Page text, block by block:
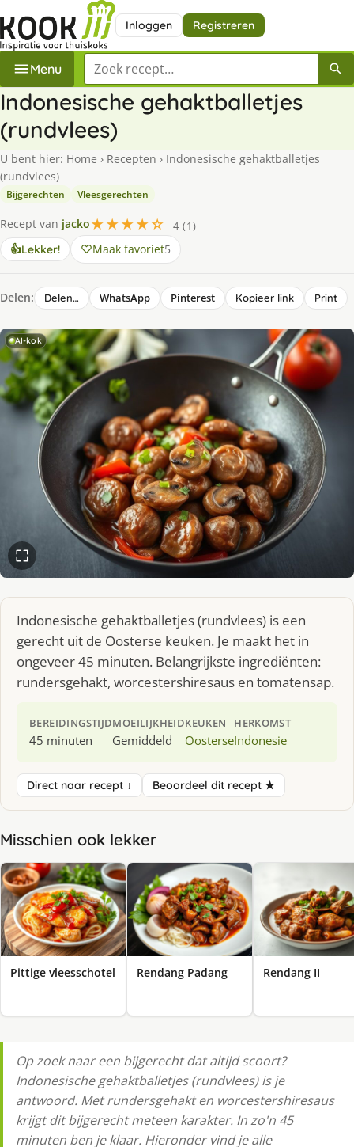
Inloggen Registreren
Menu Zoek een recept
Indonesische gehaktballetjes
(rundvlees)
U bent hier: Home › Recepten › Indonesische gehaktballetjes
(rundvlees)
Bijgerechten Vleesgerechten
Recept van jacko★★★★☆
4 (1)
👍Lekker! Maak favoriet5
Delen: Delen… WhatsApp Pinterest Kopieer link Print
AI-kok
Indonesische gehaktballetjes (rundvlees) is een
gerecht uit de Oosterse keuken. Je maakt het in
ongeveer 45 minuten. Belangrijkste ingrediënten:
rundersgehakt, worcestershiresaus en tomatensap.
BEREIDINGSTIJD
45 minuten
MOEILIJKHEID
Gemiddeld
KEUKEN
Oosterse
HERKOMST
Indonesie
Direct naar recept ↓ Beoordeel dit recept ★
Misschien ook lekker
Pittige vleesschotel Rendang Padang Rendang II
Op zoek naar een bijgerecht dat altijd scoort?
Indonesische gehaktballetjes (rundvlees) is je
antwoord. Met rundersgehakt en worcestershiresaus
krijgt dit bijgerecht meteen karakter. In zo'n 45
minuten ben je klaar. Hieronder vind je alle